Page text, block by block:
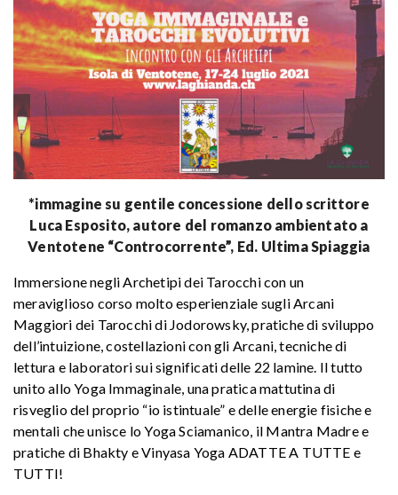
*immagine su gentile concessione dello scrittore
Luca Esposito, autore del romanzo ambientato a
Ventotene “Controcorrente”, Ed. Ultima Spiaggia
Immersione negli Archetipi dei Tarocchi con un
meraviglioso corso molto esperienziale sugli Arcani
Maggiori dei Tarocchi di Jodorowsky, pratiche di sviluppo
dell’intuizione, costellazioni con gli Arcani, tecniche di
lettura e laboratori sui significati delle 22 lamine. Il tutto
unito allo Yoga Immaginale, una pratica mattutina di
risveglio del proprio “io istintuale” e delle energie fisiche e
mentali che unisce lo Yoga Sciamanico, il Mantra Madre e
pratiche di Bhakty e Vinyasa Yoga ADATTE A TUTTE e
TUTTI!